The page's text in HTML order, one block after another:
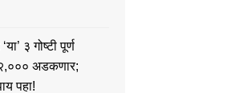
३ गोष्टी पूर्ण
अडकणार;
पहा!